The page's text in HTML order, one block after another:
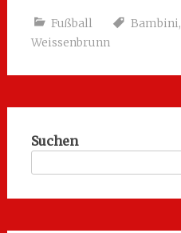
Fußball Bambini,
Weissenbrunn
Suchen